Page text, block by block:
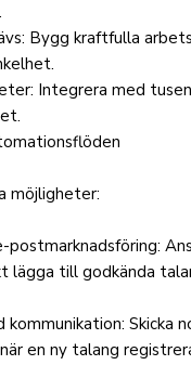
Bygg kraftfulla
Integrera med
möjligheter:
postmarknadsföring:
lägga till godkända
kommunikation: Skicka
en ny talang